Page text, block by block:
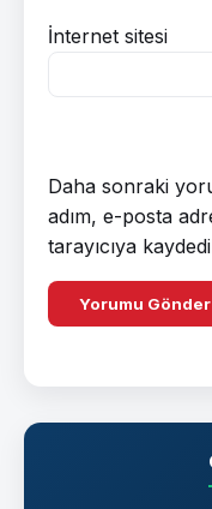
İnternet sitesi
Daha sonraki
adım, e-posta
tarayıcıya